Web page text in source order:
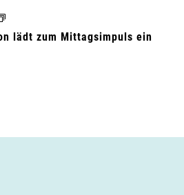
lädt zum Mittagsimpuls ein